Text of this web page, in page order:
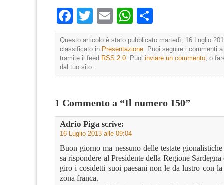
Facebook
TwitterEmailWhatsApp
Questo articolo è stato pubblicato martedì, 16 Luglio
classificato in Presentazione . Puoi seguire i commenti
tramite il feed RSS 2.0 . Puoi inviare un commento , o
dal tuo sito.
1 Commento a “Il numero 150”
Adrio Piga scrive:
16 Luglio 2013 alle 09:04
Buon giorno ma nessuno delle testate
sa rispondere al Presidente della Regione
giro i cosidetti suoi paesani non le da lustro con
zona franca.